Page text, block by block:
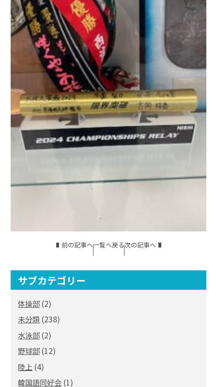
前の記事へ一覧へ戻る次の記事へ
サブカテゴリー
体操部 (2)
未分類 (238)
水泳部 (2)
野球部 (12)
陸上 (4)
韓国語同好会 (1)